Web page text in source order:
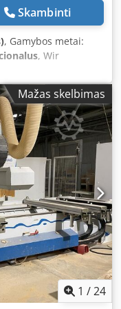
fiksavimui
kokia yra, su
/ komerciniais
Pirkėjas turi
ir yra atsakingas
numatytoje
Skambinti
, Gamybos metai:
, Wir
speziell
KIMLA
POWERCUT LF1530
CE-
Digitalsteuerung
mm
3.000 mm
Nennformat Blech
Achse 3.050 mm
Z-Achse
Achsen) 230
Y-Achsen) 230
Achse) 70 m/min
Mažas skelbimas
1 /24